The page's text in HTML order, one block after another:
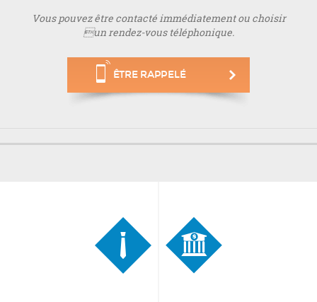
Vous pouvez être contacté immédiatement ou choisir
un rendez-vous téléphonique.
ÊTRE RAPPELÉ